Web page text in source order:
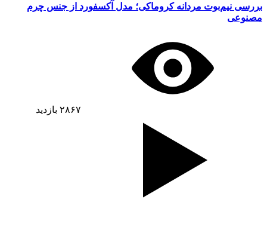
بررسی نیم‌بوت مردانه کروماکی؛ مدل آکسفورد از جنس چرم
مصنوعی
۲۸۶۷ بازدید